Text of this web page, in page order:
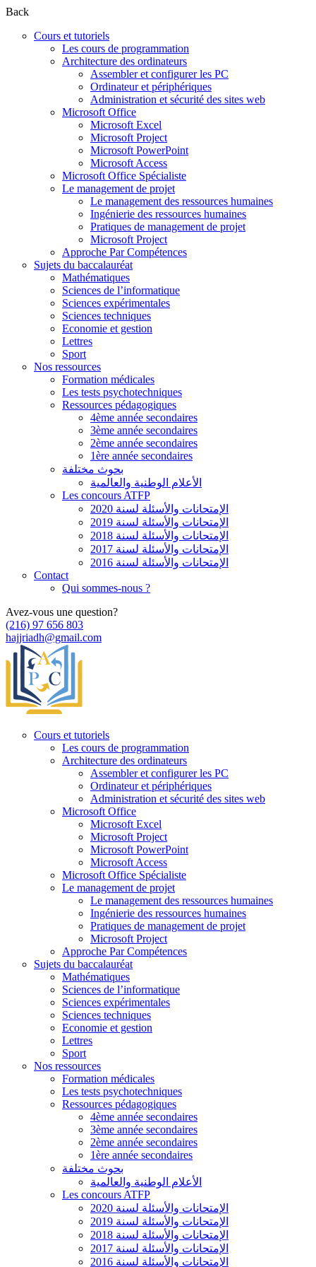
Back
Cours et tutoriels
Les cours de programmation
Architecture des ordinateurs
Assembler et configurer les PC
Ordinateur et périphériques
Administration et sécurité des sites web
Microsoft Office
Microsoft Excel
Microsoft Project
Microsoft PowerPoint
Microsoft Access
Microsoft Office Spécialiste
Le management de projet
Le management des ressources humaines
Ingénierie des ressources humaines
Pratiques de management de projet
Microsoft Project
Approche Par Compétences
Sujets du baccalauréat
Mathématiques
Sciences de l’informatique
Sciences expérimentales
Sciences techniques
Economie et gestion
Lettres
Sport
Nos ressources
Formation médicales
Les tests psychotechniques
Ressources pédagogiques
4ème année secondaires
3ème année secondaires
2ème année secondaires
1ère année secondaires
بحوث مختلفة
الأعلام الوطنية والعالمية
Les concours ATFP
الإمتحانات والأسئلة لسنة 2020
الإمتحانات والأسئلة لسنة 2019
الإمتحانات والأسئلة لسنة 2018
الإمتحانات والأسئلة لسنة 2017
الإمتحانات والأسئلة لسنة 2016
Contact
Qui sommes-nous ?
Avez-vous une question?
(216) 97 656 803
hajjriadh@gmail.com
Cours et tutoriels
Les cours de programmation
Architecture des ordinateurs
Assembler et configurer les PC
Ordinateur et périphériques
Administration et sécurité des sites web
Microsoft Office
Microsoft Excel
Microsoft Project
Microsoft PowerPoint
Microsoft Access
Microsoft Office Spécialiste
Le management de projet
Le management des ressources humaines
Ingénierie des ressources humaines
Pratiques de management de projet
Microsoft Project
Approche Par Compétences
Sujets du baccalauréat
Mathématiques
Sciences de l’informatique
Sciences expérimentales
Sciences techniques
Economie et gestion
Lettres
Sport
Nos ressources
Formation médicales
Les tests psychotechniques
Ressources pédagogiques
4ème année secondaires
3ème année secondaires
2ème année secondaires
1ère année secondaires
بحوث مختلفة
الأعلام الوطنية والعالمية
Les concours ATFP
الإمتحانات والأسئلة لسنة 2020
الإمتحانات والأسئلة لسنة 2019
الإمتحانات والأسئلة لسنة 2018
الإمتحانات والأسئلة لسنة 2017
الإمتحانات والأسئلة لسنة 2016